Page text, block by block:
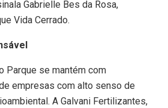
Gabrielle Bes da Rosa,
Vida Cerrado.
Parque se mantém com
empresas com alto senso de
A Galvani Fertilizantes,